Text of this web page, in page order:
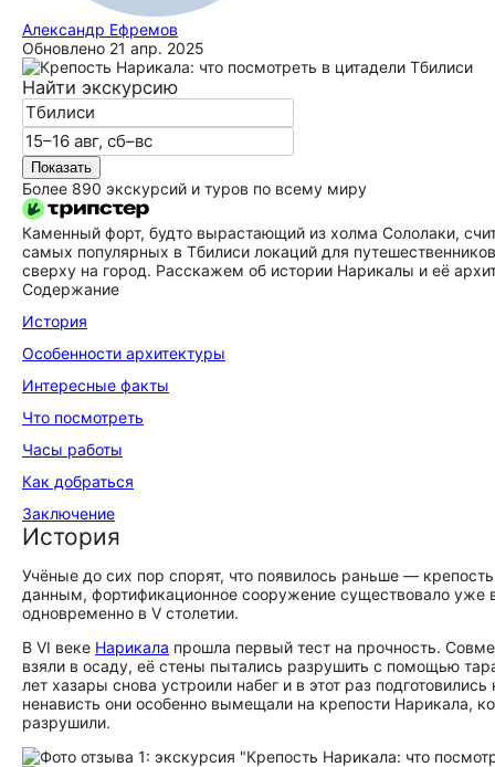
Александр Ефремов
Обновлено 21 апр. 2025
Найти экскурсию
Показать
Более 890 экскурсий и туров по всему миру
Каменный форт, будто вырастающий из холма Сололаки,
самых популярных в Тбилиси локаций для
сверху на город. Расскажем об истории Нарикалы и её
Содержание
История
Особенности архитектуры
Интересные факты
Что посмотреть
Часы работы
Как добраться
Заключение
История
Учёные до сих пор спорят, что появилось раньше —
данным, фортификационное сооружение существовало уже
одновременно в V столетии.
В VI веке Нарикала прошла первый тест на прочность.
взяли в осаду, её стены пытались разрушить с помощью
лет хазары снова устроили набег и в этот раз
ненависть они особенно вымещали на крепости Нарикала,
разрушили.